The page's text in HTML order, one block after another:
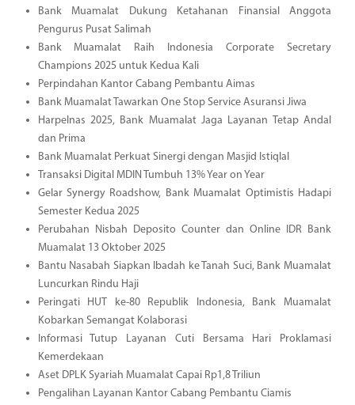
Bank Muamalat Dukung Ketahanan Finansial Anggota
Pengurus Pusat Salimah
Bank Muamalat Raih Indonesia Corporate Secretary
Champions 2025 untuk Kedua Kali
Perpindahan Kantor Cabang Pembantu Aimas
Bank Muamalat Tawarkan One Stop Service Asuransi Jiwa
Harpelnas 2025, Bank Muamalat Jaga Layanan Tetap Andal
dan Prima
Bank Muamalat Perkuat Sinergi dengan Masjid Istiqlal
Transaksi Digital MDIN Tumbuh 13% Year on Year
Gelar Synergy Roadshow, Bank Muamalat Optimistis Hadapi
Semester Kedua 2025
Perubahan Nisbah Deposito Counter dan Online IDR Bank
Muamalat 13 Oktober 2025
Bantu Nasabah Siapkan Ibadah ke Tanah Suci, Bank Muamalat
Luncurkan Rindu Haji
Peringati HUT ke-80 Republik Indonesia, Bank Muamalat
Kobarkan Semangat Kolaborasi
Informasi Tutup Layanan Cuti Bersama Hari Proklamasi
Kemerdekaan
Aset DPLK Syariah Muamalat Capai Rp1,8 Triliun
Pengalihan Layanan Kantor Cabang Pembantu Ciamis